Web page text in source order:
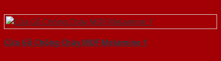
Cửa Gỗ Chống Cháy MDF Melamine 1